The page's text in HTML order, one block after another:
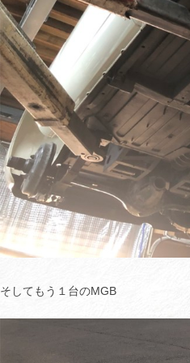
そしてもう１台のMGB